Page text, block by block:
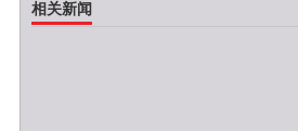
相关新闻